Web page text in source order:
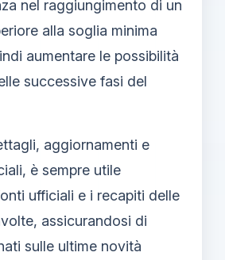
nel raggiungimento di un
alla soglia minima
aumentare le possibilità
successive fasi del
aggiornamenti e
è sempre utile
ufficiali e i recapiti delle
assicurandosi di
sulle ultime novità